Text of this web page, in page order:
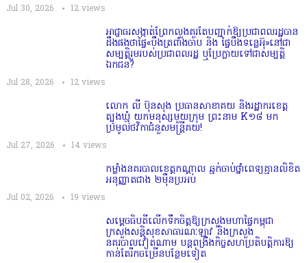
Jul 30, 2026 12views
អាជ្ញាធរសង្កាត់ព្រែកលួងគួរតែបញ្ជាក់ឱ្យប្រជាពលរដ្ឋបាន
ដឹងផងថាផ្ទៃ«បឹងត្រពាំងចាប និង ផ្ទៃបឹងទន្លេអ៊ុ»នៅជា
សម្បត្តិរួមរបស់ប្រជាពលរដ្ឋ ឬប្រែក្លាយទៅជាសម្បត្តិ
ឯកជន?
Jul 28, 2026 12views
លោក លី ប៊ុនសុង ប្រធានសាខាគយ និងរដ្ឋាករខេត្ត
ត្បូងឃ្មុំ យកមនុស្សមួយក្រុម ព្រះនាម K១៨ មក
ប្រមូលថវិកាជំនួសមន្ត្រីគយ!
Jul 27, 2026 14 views
កម្លាំងនគរបាលខេត្តកណ្ដាល ឆ្មក់ចាប់ថ្នាំពេទ្យគ្មានលិខិត
អនុញ្ញាតជាង ២ម៉ឺនប្រអប់
Jul 02, 2026 19 views
សម្តេច​ធិបតី​លេីកទឹកចិត្ត​ឱ្យក្រសួងមហាផ្ទៃកម្ពុជា
ក្រសួងសន្តិសុខសាធារណៈឡាវ និងក្រសួង
នគរបាលវៀតណាម បន្តពង្រឹងកិច្ចសហប្រតិបត្តិការឱ្យ
កាន់តែរីកចម្រើនបន្ថែមទៀត